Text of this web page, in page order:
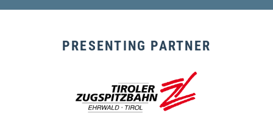
PRESENTING PARTNER